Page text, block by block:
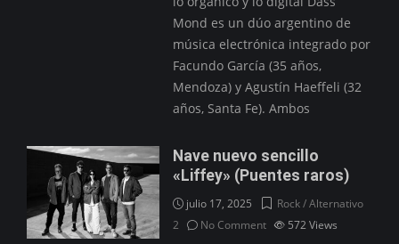
Mond es un dúo argentino de
música electrónica integrado por
Facundo García (35 años,
Mendoza) y Agustín Haeffeli (32
años, Santa Fe). Ambos
Nave nuevo sencillo
«Liffey» (Puentes raros)
julio 17, 2025
Rock / Alternativo
2
No Comment 572Views